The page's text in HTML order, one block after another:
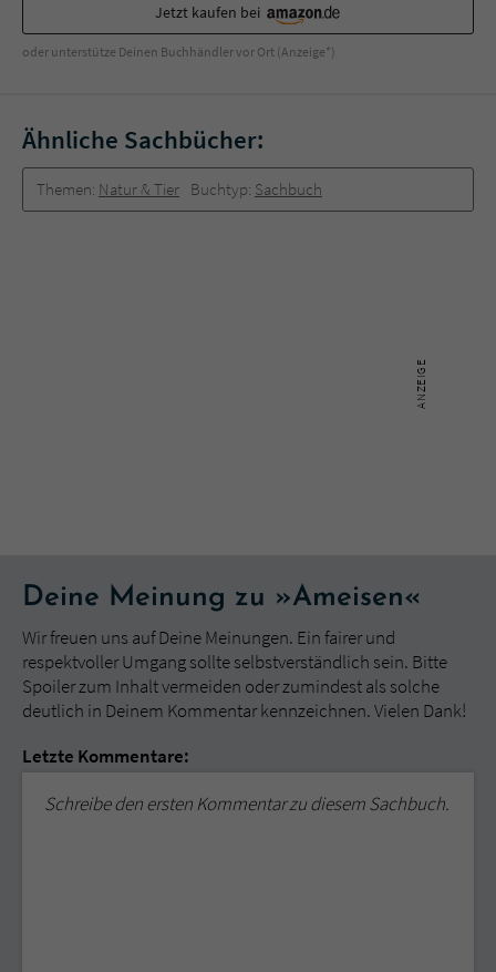
Jetzt kaufen bei
oder unterstütze Deinen Buchhändler vor Ort (Anzeige*)
Ähnliche Sachbücher:
Themen: Natur & Tier Buchtyp: Sachbuch
Deine Meinung zu »Ameisen«
Wir freuen uns auf Deine Meinungen. Ein fairer und
respektvoller Umgang sollte selbstverständlich sein. Bitte
Spoiler zum Inhalt vermeiden oder zumindest als solche
deutlich in Deinem Kommentar kennzeichnen. Vielen Dank!
Letzte Kommentare:
Schreibe den ersten Kommentar zu diesem Sachbuch.